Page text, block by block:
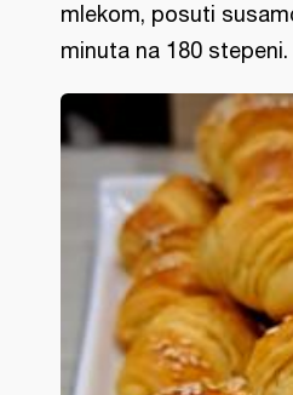
mlekom, posuti
minuta na 180 stepeni.